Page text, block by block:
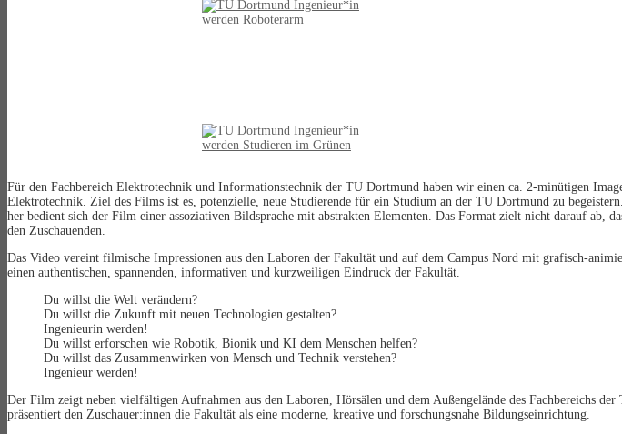
Für den Fachbereich Elektrotechnik und Informationstechnik der TU Dortmund haben wir einen ca. 2-minütigen
Elektrotechnik. Ziel des Films ist es, potenzielle, neue Studierende für ein Studium an der TU Dortmund zu
her bedient sich der Film einer assoziativen Bildsprache mit abstrakten Elementen. Das Format zielt nicht darauf ab,
den Zuschauenden.
Das Video vereint filmische Impressionen aus den Laboren der Fakultät und auf dem Campus Nord mit grafisch-
einen authentischen, spannenden, informativen und kurzweiligen Eindruck der Fakultät.
Du willst die Welt verändern?
Du willst die Zukunft mit neuen Technologien gestalten?
Ingenieurin werden!
Du willst erforschen wie Robotik, Bionik und KI dem Menschen helfen?
Du willst das Zusammenwirken von Mensch und Technik verstehen?
Ingenieur werden!
Der Film zeigt neben vielfältigen Aufnahmen aus den Laboren, Hörsälen und dem Außengelände des Fachbereichs
präsentiert den Zuschauer:innen die Fakultät als eine moderne, kreative und forschungsnahe Bildungseinrichtung.